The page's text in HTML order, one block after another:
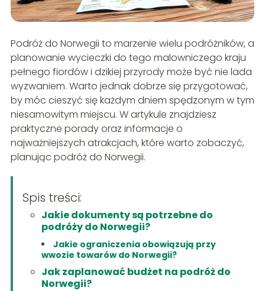
Podróż do Norwegii to marzenie wielu podróżników, a
planowanie wycieczki do tego malowniczego kraju
pełnego fiordów i dzikiej przyrody może być nie lada
wyzwaniem. Warto jednak dobrze się przygotować,
by móc cieszyć się każdym dniem spędzonym w tym
niesamowitym miejscu. W artykule znajdziesz
praktyczne porady oraz informacje o
najważniejszych atrakcjach, które warto zobaczyć,
planując podróż do Norwegii.
Spis treści:
Jakie dokumenty są potrzebne do
podróży do Norwegii?
Jakie ograniczenia obowiązują przy
wwozie towarów do Norwegii?
Jak zaplanować budżet na podróż do
Norwegii?